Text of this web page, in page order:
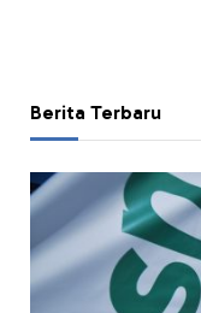
Berita Terbaru